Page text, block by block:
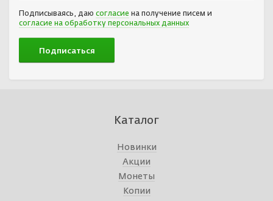
Подписываясь, даю согласие на получение писем и
согласие на обработку персональных данных
Каталог
Новинки
Акции
Монеты
Копии